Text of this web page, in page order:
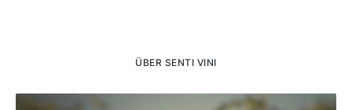
ÜBER SENTI VINI